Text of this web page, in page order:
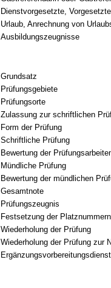
Dienstvorgesetzte, Vorgesetzte
Urlaub, Anrechnung von
Ausbildungszeugnisse
Grundsatz
Prüfungsgebiete
Prüfungsorte
Zulassung zur schriftlichen
Form der Prüfung
Schriftliche Prüfung
Bewertung der
Mündliche Prüfung
Bewertung der mündlichen
Gesamtnote
Prüfungszeugnis
Festsetzung der Platznummern
Wiederholung der Prüfung
Wiederholung der Prüfung zur
Ergänzungsvorbereitungsdienst